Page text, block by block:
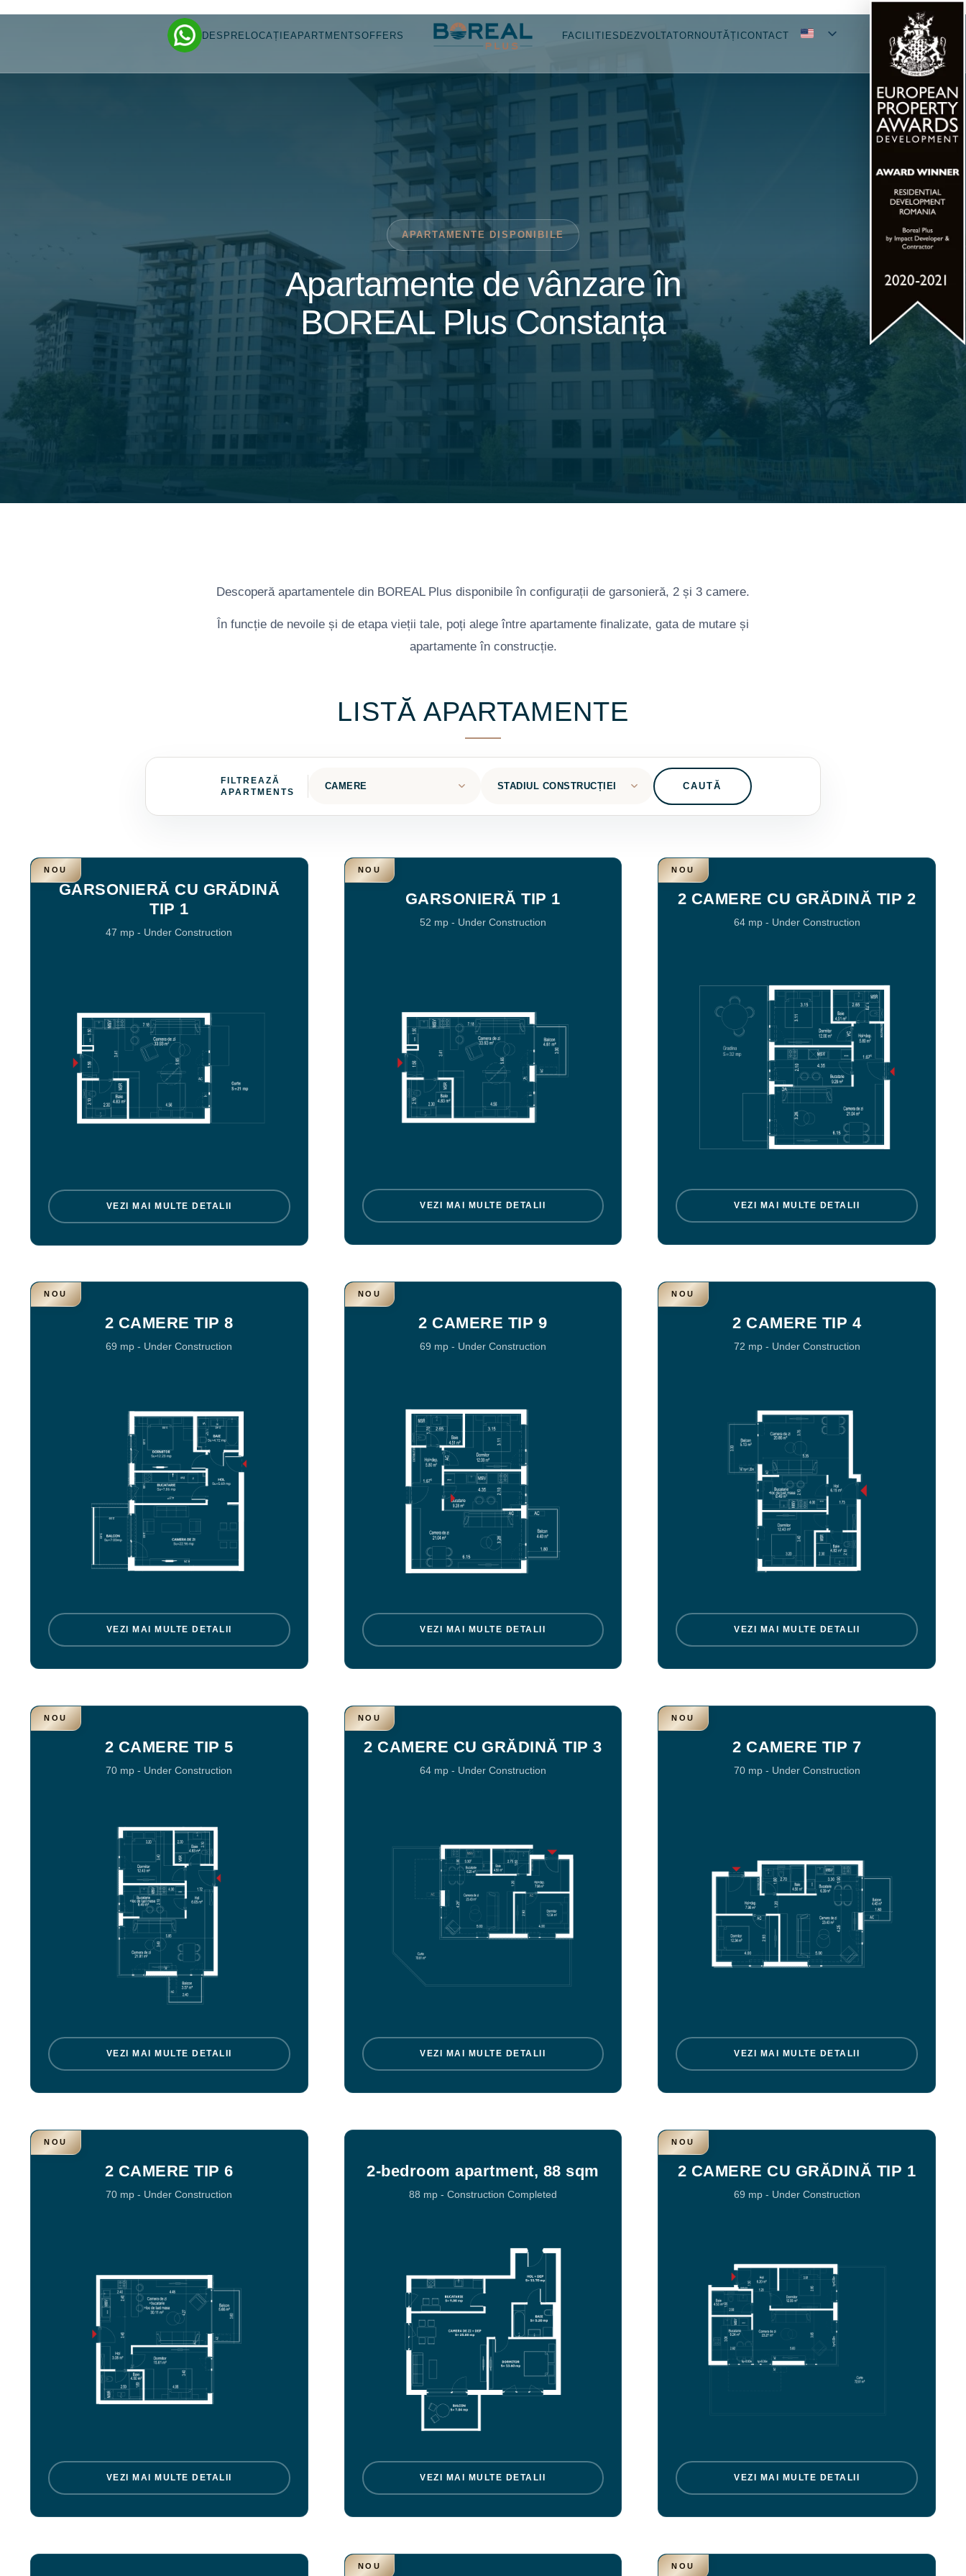
DESPRE LOCAȚIEAPARTMENTSOFFERS FACILITIES DEZVOLTATOR NOUTĂȚI CONTACT
APARTAMENTE DISPONIBILE
Apartamente de vânzare în
BOREAL Plus Constanța
Descoperă apartamentele din BOREAL Plus disponibile în configurații de garsonieră, 2 și 3 camere.
În funcție de nevoile și de etapa vieții tale, poți alege între apartamente finalizate, gata de mutare și
apartamente în construcție.
LISTĂ APARTAMENTE
FILTREAZĂ
APARTMENTS
CAUTĂ
NOU
GARSONIERĂ CU GRĂDINĂ
TIP 1
47 mp - Under Construction
VEZI MAI MULTE DETALII
NOU
GARSONIERĂ TIP 1
52 mp - Under Construction
VEZI MAI MULTE DETALII
NOU
2 CAMERE CU GRĂDINĂ TIP 2
64 mp - Under Construction
VEZI MAI MULTE DETALII
NOU
2 CAMERE TIP 8
69 mp - Under Construction
VEZI MAI MULTE DETALII
NOU
2 CAMERE TIP 9
69 mp - Under Construction
VEZI MAI MULTE DETALII
NOU
2 CAMERE TIP 4
72 mp - Under Construction
VEZI MAI MULTE DETALII
NOU
2 CAMERE TIP 5
70 mp - Under Construction
VEZI MAI MULTE DETALII
NOU
2 CAMERE CU GRĂDINĂ TIP 3
64 mp - Under Construction
VEZI MAI MULTE DETALII
NOU
2 CAMERE TIP 7
70 mp - Under Construction
VEZI MAI MULTE DETALII
NOU
2 CAMERE TIP 6
70 mp - Under Construction
VEZI MAI MULTE DETALII
2-bedroom apartment, 88 sqm
88 mp - Construction Completed
VEZI MAI MULTE DETALII
NOU
2 CAMERE CU GRĂDINĂ TIP 1
69 mp - Under Construction
VEZI MAI MULTE DETALII
NOU NOU